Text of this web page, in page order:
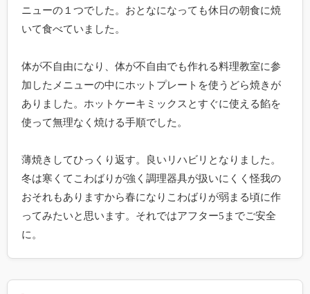
ニューの１つでした。おとなになっても休日の朝食に焼
いて食べていました。
体が不自由になり、体が不自由でも作れる料理教室に参
加したメニューの中にホットプレートを使うどら焼きが
ありました。ホットケーキミックスとすぐに使える餡を
使って無理なく焼ける手順でした。
薄焼きしてひっくり返す。良いリハビリとなりました。
冬は寒くてこわばりが強く調理器具が扱いにくく怪我の
おそれもありますから春になりこわばりが弱まる頃に作
ってみたいと思います。それではアフター5までご安全
に。